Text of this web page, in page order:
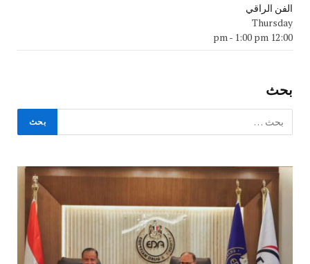
الفن الراقي
Thursday
12:00 pm
- 1:00 pm
بحث